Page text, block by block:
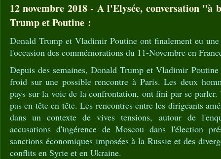
12 novembre 2018 - A l'Elysée, conversation "à
Trump et Poutine :
Donald Trump et Vladimir Poutine ont finalement eu
l'occasion des commémorations du 11-Novembre en
Depuis des semaines, Donald Trump et Vladimir
froid sur une possible rencontre à Paris. Les deux
pays sur la voie de la confrontation, ont fini par se
pas en tête en tête. Les rencontres entre les dirigeants
dans un contexte de vives tensions, autour de
accusations d'ingérence de Moscou dans l'élection
sanctions économiques imposées à la Russie et des
conflits en Syrie et en Ukraine.